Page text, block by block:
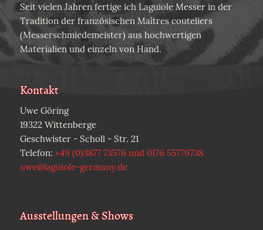
Seit vielen Jahren fertige ich Laguiole Messer in der
Tradition der französischen Maîtres couteliers
(Messerschmiedemeister) aus hochwertigen
Materialien und einzeln von Hand.
Kontakt
Uwe Göring
19322 Wittenberge
Geschwister - Scholl - Str. 21
Telefon: +49 (0)3877 73576 und 0176 55779738
uwe@laguiole-germany.de
Ausstellungen & Shows